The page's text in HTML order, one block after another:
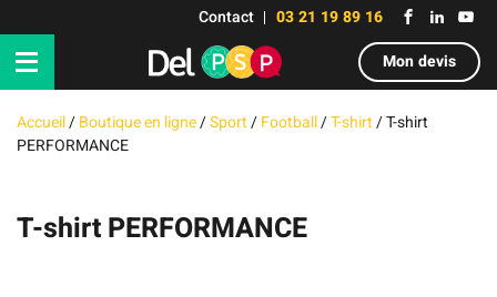
Contact
03 21 19 89 16
Mon devis
Accueil/Boutique en ligne/Sport/Football/T-shirt/T-shirt
PERFORMANCE
T-shirt PERFORMANCE